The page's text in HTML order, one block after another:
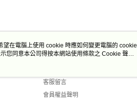
客服資訊
客服留言
會員權益聲明
在電腦上使用 cookie 時應如何變更電腦的 cookie
您同意本公司得按本網站使用條款之 Cookie 聲明